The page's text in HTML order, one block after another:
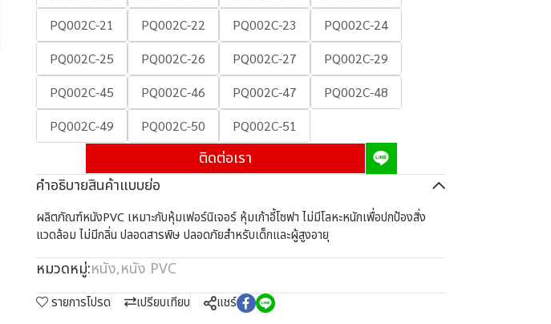
PQ002C-21
PQ002C-22 PQ002C-23
PQ002C-24
PQ002C-25
PQ002C-26 PQ002C-27
PQ002C-29
PQ002C-45
PQ002C-46 PQ002C-47
PQ002C-48
PQ002C-49
PQ002C-50 PQ002C-51
ติดต่อเรา
คำอธิบายสินค้าแบบย่อ
ผลิตภัณฑ์หนังPVC เหมาะกับหุ้มเฟอร์นิเจอร์ หุ้มเก้าอี้โซฟา ไม่มีโลหะหนักเพื่อปกป้องสิ่ง
แวดล้อม ไม่มีกลิ่น ปลอดสารพิษ ปลอดภัยสำหรับเด็กและผู้สูงอายุ
หมวดหมู่:หนัง,หนัง PVC
รายการโปรด เปรียบเทียบ แชร์